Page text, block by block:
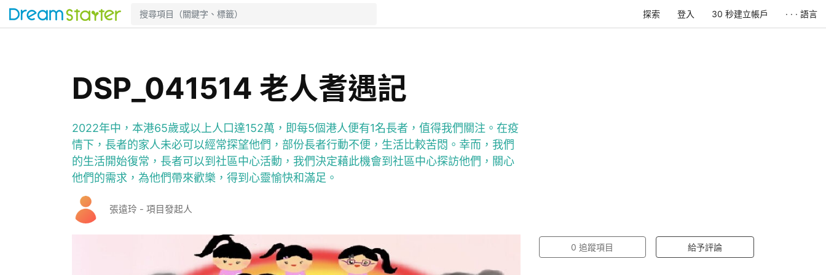
探索 登入 30 秒建立帳戶 · · · 語言
DSP_041514 老人耆遇記
2022年中，本港65歲或以上人口達152萬，即每5個港人便有1名長者，值得我們關注。在疫
情下，長者的家人未必可以經常探望他們，部份長者行動不便，生活比較苦悶。幸而，我們
的生活開始復常，長者可以到社區中心活動，我們決定藉此機會到社區中心探訪他們，關心
他們的需求，為他們帶來歡樂，得到心靈愉快和滿足。
張遠玲 - 項目發起人
0 追蹤項目 給予評論